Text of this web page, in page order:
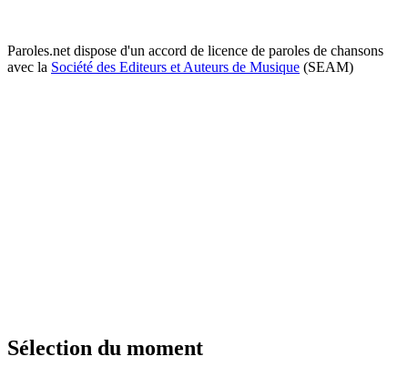
Paroles.net dispose d'un accord de licence de paroles de chansons
avec la Société des Editeurs et Auteurs de Musique (SEAM)
Sélection du moment